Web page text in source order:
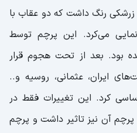
زرشکی رنگ داشت که دو عقاب با
خودنمایی می‌کرد. این پرچم توسط
بود. بعد از تحت هجوم قرار
ایران، عثمانی، روسیه و..
کرد. این تغییرات فقط در
آن نیز تاثیر داشت و پرچم